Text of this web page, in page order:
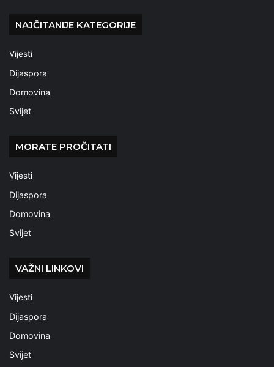
NAJČITANIJE KATEGORIJE
Vijesti
Dijaspora
Domovina
Svijet
MORATE PROČITATI
Vijesti
Dijaspora
Domovina
Svijet
VAŽNI LINKOVI
Vijesti
Dijaspora
Domovina
Svijet